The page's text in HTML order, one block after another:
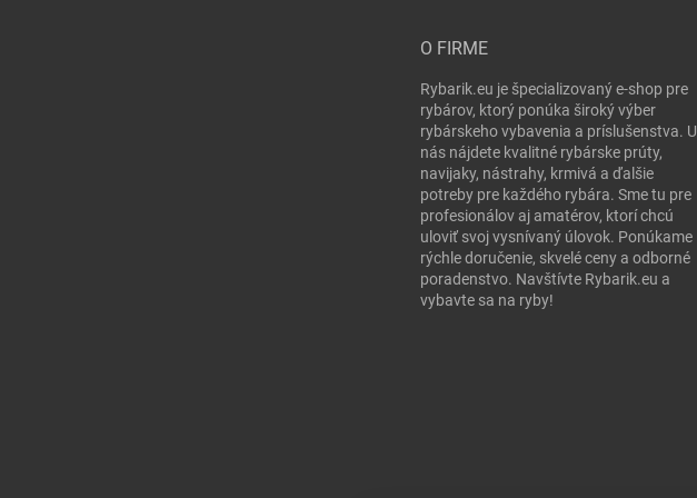
O FIRME
Rybarik.eu je špecializovaný e-shop pre
rybárov, ktorý ponúka široký výber
rybárskeho vybavenia a príslušenstva. U
nás nájdete kvalitné rybárske prúty,
navijaky, nástrahy, krmivá a ďalšie
potreby pre každého rybára. Sme tu pre
profesionálov aj amatérov, ktorí chcú
uloviť svoj vysnívaný úlovok. Ponúkame
rýchle doručenie, skvelé ceny a odborné
poradenstvo. Navštívte Rybarik.eu a
vybavte sa na ryby!